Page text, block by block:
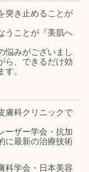
突き止めることが
うことが『美肌へ
悩みがございまし
ら、できるだけ効
。
膚科クリニックで
ーザー学会・抗加
に最新の治療技術
科学会・日本美容